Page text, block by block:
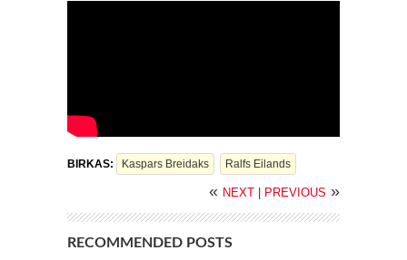
BIRKAS: Kaspars Breidaks Ralfs Eilands
« NEXT PREVIOUS »
RECOMMENDED POSTS